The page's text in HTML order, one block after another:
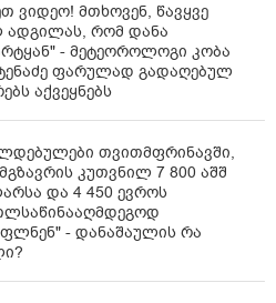
დაახლოებით 50
უნდა დაიხარჯოს.
ეს თანხა
და ამ თანხის
გავამდიდროთ
უნდა გაეცეს
რომ ამ თანხით
შედეგის მიღწევა, ამ
მაგრამ თუ გვექნება იმის
ვიდეო! მთხოვენ, წავყვე
ადგილას, რომ დანა
- მეტეოროლოგი კობა
ფარულად გადაღებულ
აქვეყნებს
თვითმფრინავში,
კუთვნილ 7 800 აშშ
და 4 450 ევროს
- დანაშაულის რა